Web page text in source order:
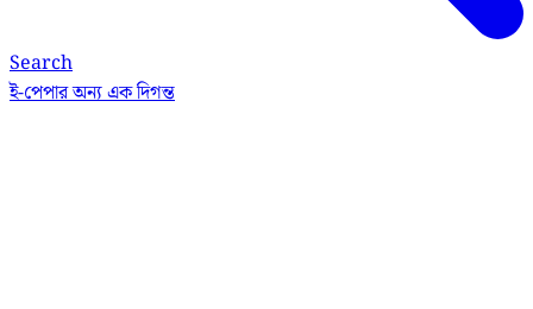
Search
ই-পেপারঅন্য এক দিগন্ত